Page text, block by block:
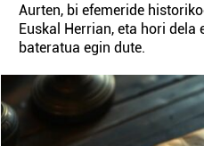
Aurten, bi efemeride
Euskal Herrian, eta hori dela
bateratua egin dute.